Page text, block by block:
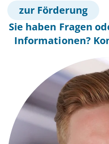
zur Förderung
Sie haben Fragen
Informationen?